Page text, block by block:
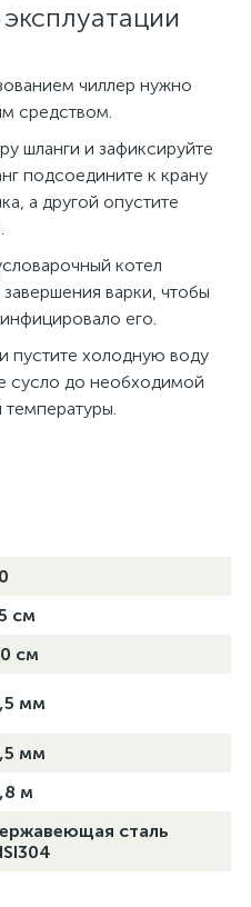
чиллер нужно
средством.
шланги и зафиксируйте
подсоедините к крану
а другой опустите
котел
варки, чтобы
его.
пустите холодную воду
сусло до необходимой
см
см
мм
мм
м
сталь